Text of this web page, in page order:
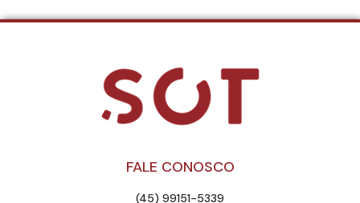
FALE CONOSCO
(45) 99151-5339